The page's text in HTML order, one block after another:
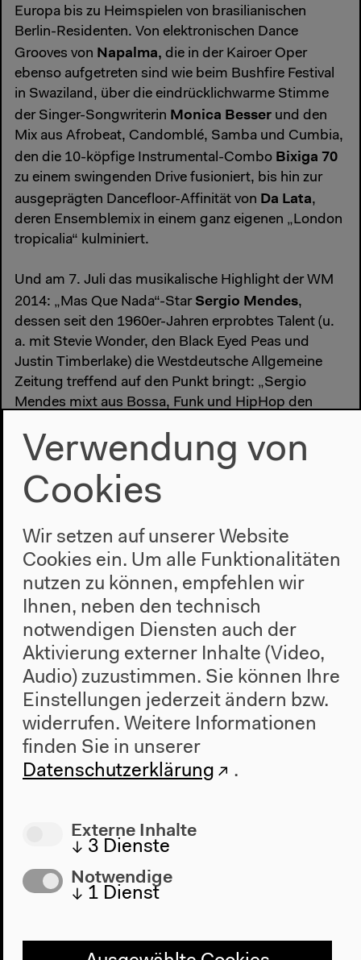
Europa bis zu Heimspielen von brasilianischen
Berlin-Residenten. Von elektronischen Dance
Grooves von Napalma, die in der Kairoer Oper
ebenso aufgetreten sind wie beim Bushfire Festival
in Swaziland, über die eindrücklichwarme Stimme
der Singer-Songwriterin Monica Besser und den
Mix aus Afrobeat, Candomblé, Samba und Cumbia,
den die 10-köpfige Instrumental-Combo Bixiga 70
zu einem swingenden Drive fusioniert, bis hin zur
ausgeprägten Dancefloor-Affinität von Da Lata,
deren Ensemblemix in einem ganz eigenen „London
tropicalia“ kulminiert.
Und am 7. Juli das musikalische Highlight der WM
2014: „Mas Que Nada“-Star Sergio Mendes,
dessen seit den 1960er-Jahren erprobtes Talent (u.
a. mit Stevie Wonder, den Black Eyed Peas und
Justin Timberlake) die Westdeutsche Allgemeine
Zeitung treffend auf den Punkt bringt: „Sergio
Mendes mixt aus Bossa, Funk und HipHop den
#Cumbia #Festival #Fußball #Musik
Verwendung von
Cookies
Wir setzen auf unserer Website
Cookies ein. Um alle Funktionalitäten
nutzen zu können, empfehlen wir
Ihnen, neben den technisch
notwendigen Diensten auch der
Aktivierung externer Inhalte (Video,
Audio) zuzustimmen. Sie können Ihre
Einstellungen jederzeit ändern bzw.
widerrufen. Weitere Informationen
finden Sie in unserer
Datenschutzerklärung
.
Externe Inhalte
↓ 3 Dienste
Notwendige
↓ 1 Dienst